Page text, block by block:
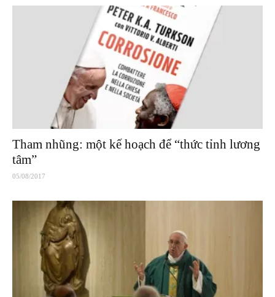
Tham nhũng: một kế hoạch để “thức tỉnh lương
tâm”
05/08/2017